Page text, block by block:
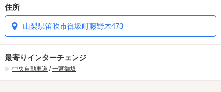
住所
山梨県笛吹市御坂町藤野木473
最寄りインターチェンジ
中央自動車道 /一宮御坂